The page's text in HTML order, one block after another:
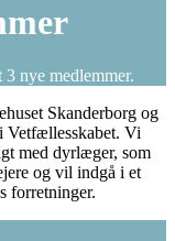
nye medlemmer.
Skanderborg og
Vetfællesskabet. Vi
med dyrlæger, som
og vil indgå i et
forretninger.